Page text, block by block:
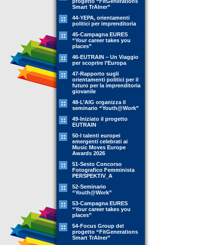
Smart TrAIner”
44-YEPA, orientamenti
politici per imprenditoria
45-Campagna EURES
“Your career takes you
places”
46-EUTRAIN – Un Viaggio
per scoprire l’Europa
47-Rapporto sugli
orientamenti politici per il
futuro per la imprenditoria
giovanile
48-L’AIG organizza il
seminario “Youth@Work”
49-Iniziato il progetto
EUTRAIN
50-I talenti europei
emergenti celebrati ai
Music Moves Europe
Awards 2026
51-Sesto Concorso
Fotografico Femminista
PERSPEKTIV_A
52-Seminario
“Youth@Work”
53-Campagna EURES
“Your career takes you
places”
54-Focus Group del
progetto “FitGenerations
Smart TrAIner”